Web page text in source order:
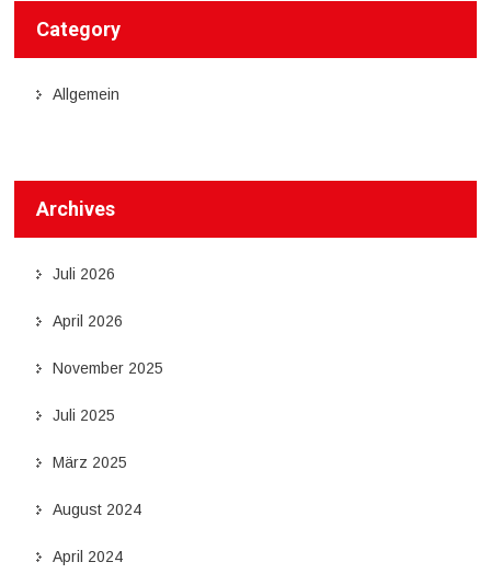
Category
Allgemein
Archives
Juli 2026
April 2026
November 2025
Juli 2025
März 2025
August 2024
April 2024